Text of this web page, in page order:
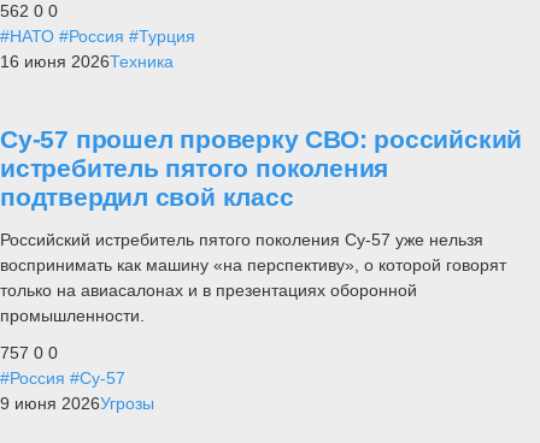
562 0 0
#НАТО #Россия #Турция
16 июня 2026Техника
Су-57 прошел проверку СВО: российский
истребитель пятого поколения
подтвердил свой класс
Российский истребитель пятого поколения Су-57 уже нельзя
воспринимать как машину «на перспективу», о которой говорят
только на авиасалонах и в презентациях оборонной
промышленности.
757 0 0
#Россия #Су-57
9 июня 2026Угрозы